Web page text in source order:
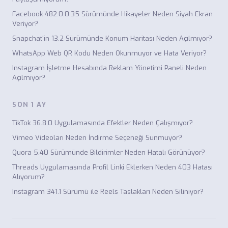
Facebook 482.0.0.35 Sürümünde Hikayeler Neden Siyah Ekran
Veriyor?
Snapchat'in 13.2 Sürümünde Konum Haritası Neden Açılmıyor?
WhatsApp Web QR Kodu Neden Okunmuyor ve Hata Veriyor?
Instagram İşletme Hesabında Reklam Yönetimi Paneli Neden
Açılmıyor?
SON 1 AY
TikTok 36.8.0 Uygulamasında Efektler Neden Çalışmıyor?
Vimeo Videoları Neden İndirme Seçeneği Sunmuyor?
Quora 5.40 Sürümünde Bildirimler Neden Hatalı Görünüyor?
Threads Uygulamasında Profil Linki Eklerken Neden 403 Hatası
Alıyorum?
Instagram 341.1 Sürümü ile Reels Taslakları Neden Siliniyor?